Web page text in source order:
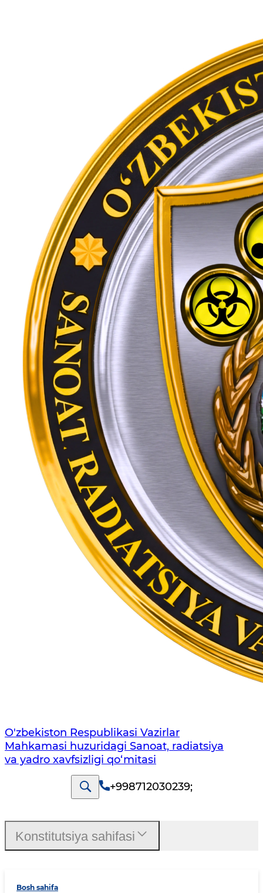
O'zbekiston Respublikasi Vazirlar
Mahkamasi huzuridagi Sanoat, radiatsiya
va yadro xavfsizligi qo‘mitasi
+998712030239;
Bosh sahifa
Konstitutsiya sahifasi